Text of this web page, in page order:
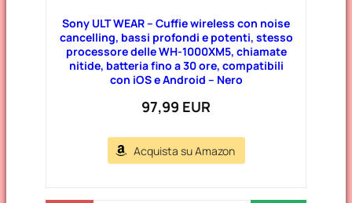
Sony ULT WEAR – Cuffie wireless con noise
cancelling, bassi profondi e potenti, stesso
processore delle WH-1000XM5, chiamate
nitide, batteria fino a 30 ore, compatibili
con iOS e Android – Nero
97,99 EUR
Acquista su Amazon